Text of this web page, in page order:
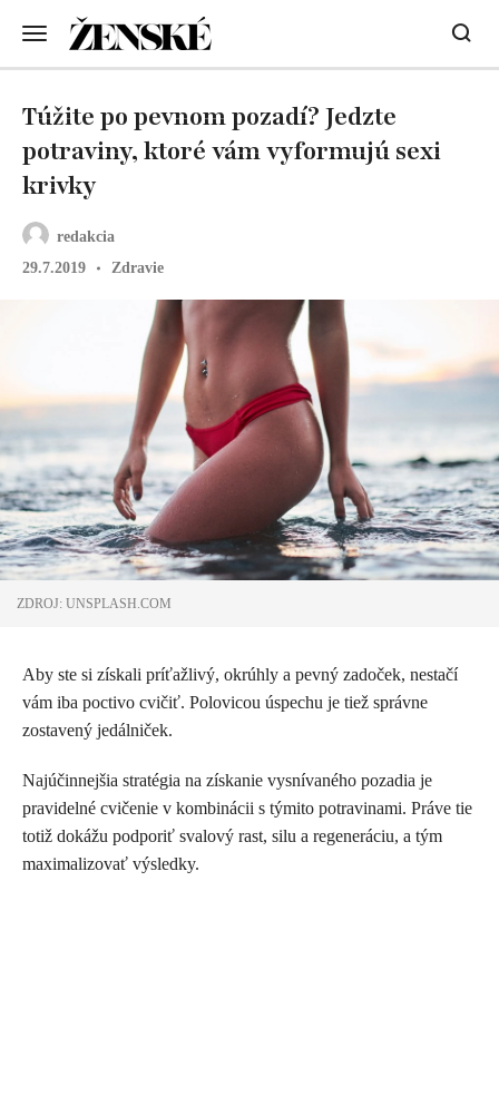
redakcia
29.7.2019
Zdravie
Túžite po pevnom pozadí? Jedzte
potraviny, ktoré vám vyformujú sexi
krivky
ZDROJ: UNSPLASH.COM
Aby ste si získali príťažlivý, okrúhly a pevný zadoček, nestačí
vám iba poctivo cvičiť. Polovicou úspechu je tiež správne
zostavený jedálniček.
Najúčinnejšia stratégia na získanie vysnívaného pozadia je
pravidelné cvičenie v kombinácii s týmito potravinami. Práve tie
totiž dokážu podporiť svalový rast, silu a regeneráciu, a tým
maximalizovať výsledky.